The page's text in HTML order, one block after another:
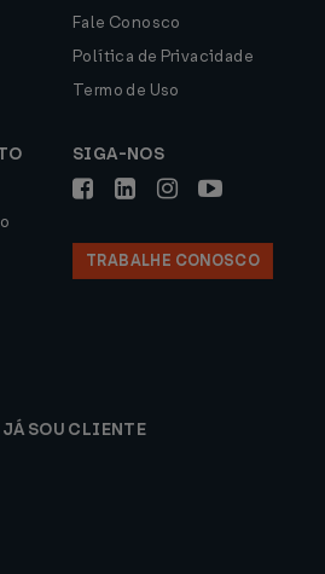
Fale Conosco
Política de Privacidade
Termo de Uso
SIGA-NOS
TRABALHE CONOSCO
JÁ SOU CLIENTE